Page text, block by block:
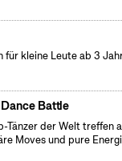
für kleine Leute ab 3
Battle
Tänzer der Welt treffen
Moves und pure